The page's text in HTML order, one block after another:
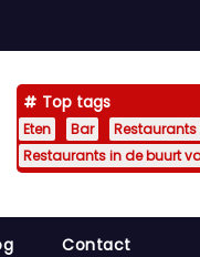
Top tags
Eten Bar
Restaurants in de buurt
Contact